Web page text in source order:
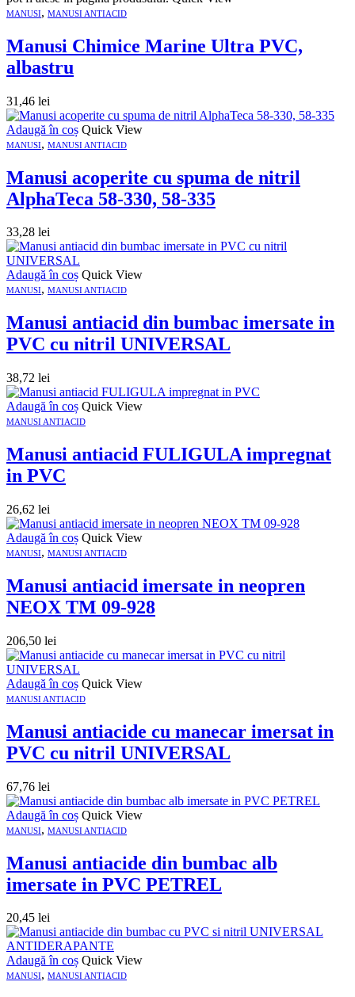
MANUSI, MANUSI ANTIACID
Manusi Chimice Marine Ultra PVC,
albastru
31,46 lei
Adaugă în coș Quick View
MANUSI, MANUSI ANTIACID
Manusi acoperite cu spuma de nitril
AlphaTeca 58-330, 58-335
33,28 lei
Adaugă în coș Quick View
MANUSI, MANUSI ANTIACID
Manusi antiacid din bumbac imersate in
PVC cu nitril UNIVERSAL
38,72 lei
Adaugă în coș Quick View
MANUSI ANTIACID
Manusi antiacid FULIGULA impregnat
in PVC
26,62 lei
Adaugă în coș Quick View
MANUSI, MANUSI ANTIACID
Manusi antiacid imersate in neopren
NEOX TM 09-928
206,50 lei
Adaugă în coș Quick View
MANUSI ANTIACID
Manusi antiacide cu manecar imersat in
PVC cu nitril UNIVERSAL
67,76 lei
Adaugă în coș Quick View
MANUSI, MANUSI ANTIACID
Manusi antiacide din bumbac alb
imersate in PVC PETREL
20,45 lei
Adaugă în coș Quick View
MANUSI, MANUSI ANTIACID